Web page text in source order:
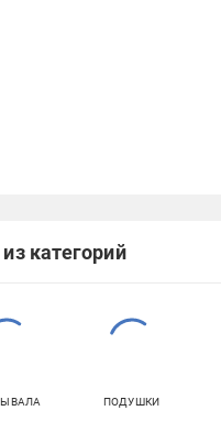
категорий
ПОДУШКИ